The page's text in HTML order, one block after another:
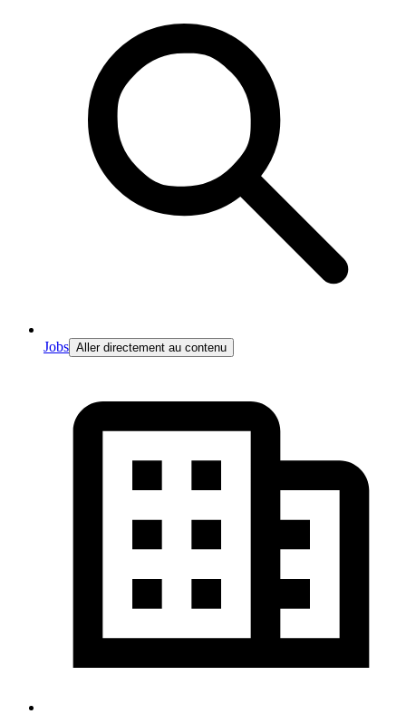
Jobs Aller directement au contenu